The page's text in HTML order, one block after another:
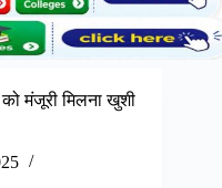
मंजूरी मिलना खुशी